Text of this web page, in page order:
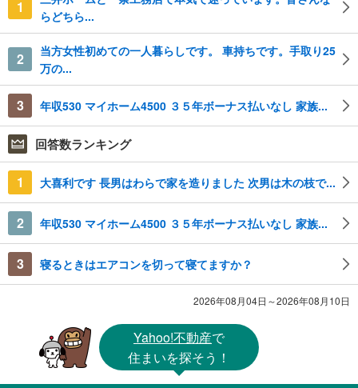
1
らどちら...
2
当方女性初めての一人暮らしです。 車持ちです。手取り25
万の...
3 年収530 マイホーム4500 ３５年ボーナス払いなし 家族...
回答数ランキング
1 大喜利です 長男はわらで家を造りました 次男は木の枝で...
2 年収530 マイホーム4500 ３５年ボーナス払いなし 家族...
3 寝るときはエアコンを切って寝てますか？
2026年08月04日～2026年08月10日
Yahoo!不動産で
住まいを探そう！